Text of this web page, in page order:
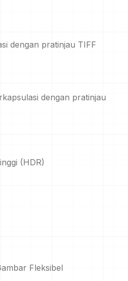
dengan pratinjau TIFF
dengan pratinjau
(HDR)
Fleksibel